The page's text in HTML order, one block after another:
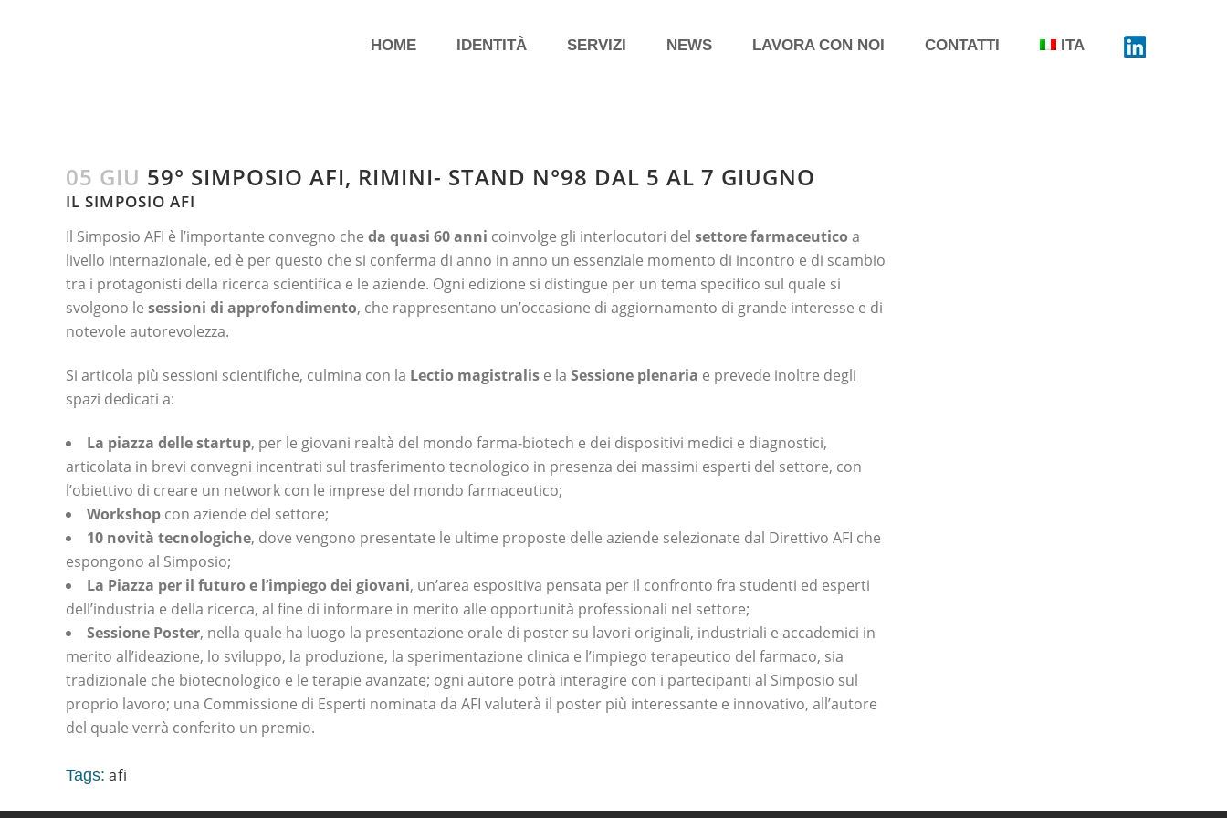
HOME IDENTITÀ SERVIZI NEWS LAVORA CON NOI CONTATTI ITA
05 GIU 59° SIMPOSIO AFI, RIMINI- STAND N°98 DAL 5 AL 7 GIUGNO
IL SIMPOSIO AFI
Il Simposio AFI è l’importante convegno che da quasi 60 anni coinvolge gli interlocutori del settore farmaceutico a
livello internazionale, ed è per questo che si conferma di anno in anno un essenziale momento di incontro e di scambio
tra i protagonisti della ricerca scientifica e le aziende. Ogni edizione si distingue per un tema specifico sul quale si
svolgono le sessioni di approfondimento, che rappresentano un’occasione di aggiornamento di grande interesse e di
notevole autorevolezza.
Si articola più sessioni scientifiche, culmina con la Lectio magistralis e la Sessione plenaria e prevede inoltre degli
spazi dedicati a:
La piazza delle startup, per le giovani realtà del mondo farma-biotech e dei dispositivi medici e diagnostici,
articolata in brevi convegni incentrati sul trasferimento tecnologico in presenza dei massimi esperti del settore, con
l’obiettivo di creare un network con le imprese del mondo farmaceutico;
Workshop con aziende del settore;
10 novità tecnologiche, dove vengono presentate le ultime proposte delle aziende selezionate dal Direttivo AFI che
espongono al Simposio;
La Piazza per il futuro e l’impiego dei giovani, un’area espositiva pensata per il confronto fra studenti ed esperti
dell’industria e della ricerca, al fine di informare in merito alle opportunità professionali nel settore;
Sessione Poster, nella quale ha luogo la presentazione orale di poster su lavori originali, industriali e accademici in
merito all’ideazione, lo sviluppo, la produzione, la sperimentazione clinica e l’impiego terapeutico del farmaco, sia
tradizionale che biotecnologico e le terapie avanzate; ogni autore potrà interagire con i partecipanti al Simposio sul
proprio lavoro; una Commissione di Esperti nominata da AFI valuterà il poster più interessante e innovativo, all’autore
del quale verrà conferito un premio.
Tags: afi